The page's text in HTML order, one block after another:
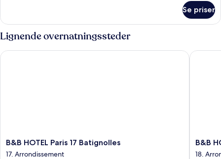
-
2
enkeltsenge
Se priser
Lignende overnatningssteder
B&B
HOTEL
B&B HOTEL Paris 17 Batignolles
17. Arrondissement
B&B HOTEL Paris 17 Batignolles
B&B
HOME
B&B
18.
B&B